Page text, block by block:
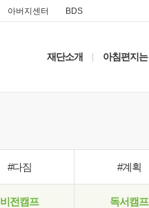
아버지센터 BDS
재단소개 아침편지는
#다짐 #계획
비전캠프 독서캠프